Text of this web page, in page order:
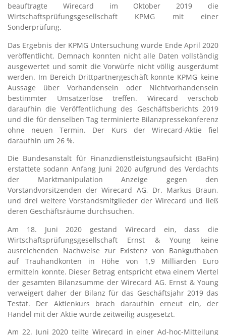
beauftragte Wirecard im Oktober 2019 die
Wirtschaftsprüfungsgesellschaft KPMG mit einer
Sonderprüfung.
Das Ergebnis der KPMG Untersuchung wurde Ende April 2020
veröffentlicht. Demnach konnten nicht alle Daten vollständig
ausgewertet und somit die Vorwürfe nicht völlig ausgeräumt
werden. Im Bereich Drittpartnergeschäft konnte KPMG keine
Aussage über Vorhandensein oder Nichtvorhandensein
bestimmter Umsatzerlöse treffen. Wirecard verschob
daraufhin die Veröffentlichung des Geschäftsberichts 2019
und die für denselben Tag terminierte Bilanzpressekonferenz
ohne neuen Termin. Der Kurs der Wirecard-Aktie fiel
daraufhin um 26 %.
Die Bundesanstalt für Finanzdienstleistungsaufsicht (BaFin)
erstattete sodann Anfang Juni 2020 aufgrund des Verdachts
der Marktmanipulation Anzeige gegen den
Vorstandvorsitzenden der Wirecard AG, Dr. Markus Braun,
und drei weitere Vorstandsmitglieder der Wirecard und ließ
deren Geschäftsräume durchsuchen.
Am 18. Juni 2020 gestand Wirecard ein, dass die
Wirtschaftsprüfungsgesellschaft Ernst & Young keine
ausreichenden Nachweise zur Existenz von Bankguthaben
auf Trauhandkonten in Höhe von 1,9 Milliarden Euro
ermitteln konnte. Dieser Betrag entspricht etwa einem Viertel
der gesamten Bilanzsumme der Wirecard AG. Ernst & Young
verweigert daher der Bilanz für das Geschäftsjahr 2019 das
Testat. Der Aktienkurs brach daraufhin erneut ein, der
Handel mit der Aktie wurde zeitweilig ausgesetzt.
Am 22. Juni 2020 teilte Wirecard in einer Ad-hoc-Mitteilung